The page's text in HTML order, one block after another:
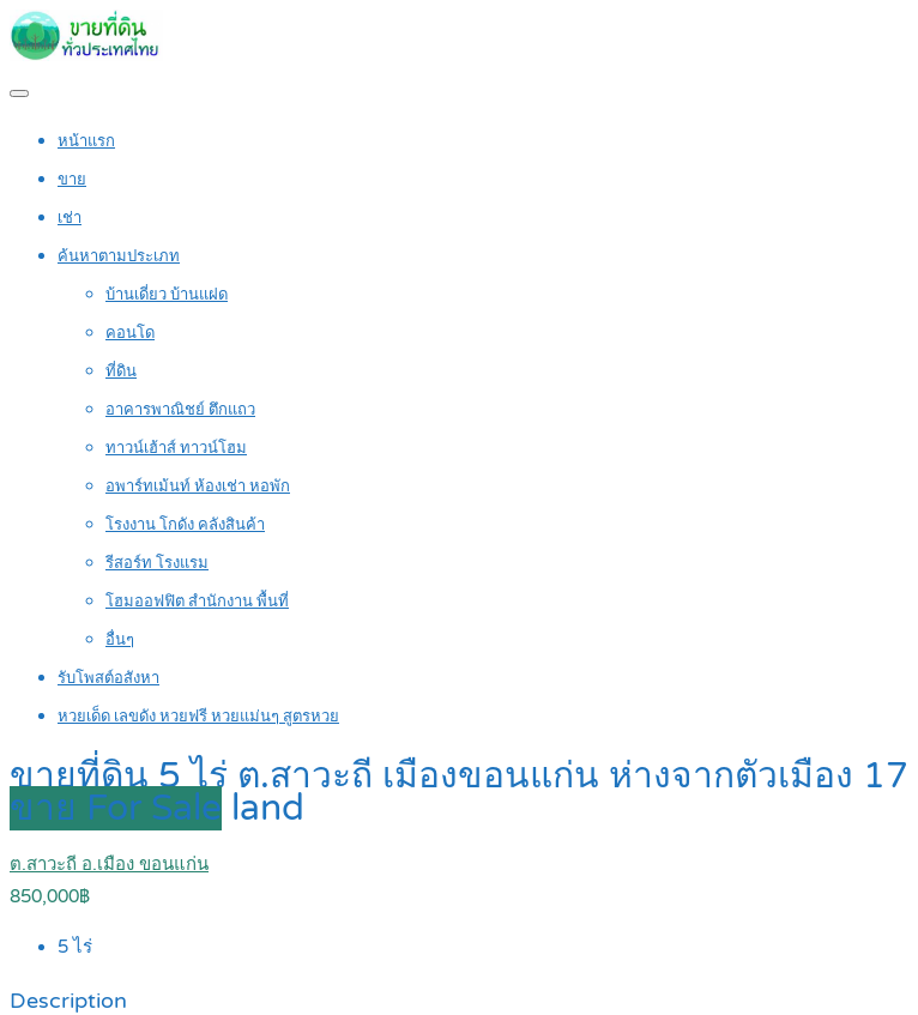
หน้าแรก
ขาย
เช่า
ค้นหาตามประเภท
บ้านเดี่ยว บ้านแฝด
คอนโด
ที่ดิน
อาคารพาณิชย์ ตึกแถว
ทาวน์เฮ้าส์ ทาวน์โฮม
อพาร์ทเม้นท์ ห้องเช่า หอพัก
โรงงาน โกดัง คลังสินค้า
รีสอร์ท โรงแรม
โฮมออฟฟิต สำนักงาน พื้นที่
อื่นๆ
รับโพสต์อสังหา
หวยเด็ด เลขดัง หวยฟรี หวยแม่นๆ สูตรหวย
ขายที่ดิน 5 ไร่ ต.สาวะถี เมืองขอนแก่น ห่างจากตัวเมือง
ขาย For Sale land
ต.สาวะถี อ.เมือง ขอนแก่น
850,000฿
5ไร่
Description